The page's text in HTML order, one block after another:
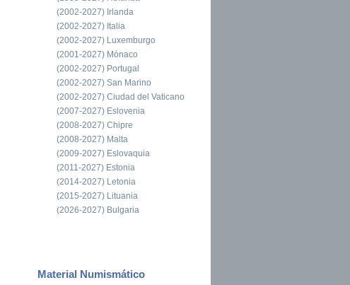
(2002-2027) Irlanda
(2002-2027) Italia
(2002-2027) Luxemburgo
(2001-2027) Mónaco
(2002-2027) Portugal
(2002-2027) San Marino
(2002-2027) Ciudad del Vaticano
(2007-2027) Eslovenia
(2008-2027) Chipre
(2008-2027) Malta
(2009-2027) Eslovaquia
(2011-2027) Estonia
(2014-2027) Letonia
(2015-2027) Lituania
(2026-2027) Bulgaria
Material Numismático